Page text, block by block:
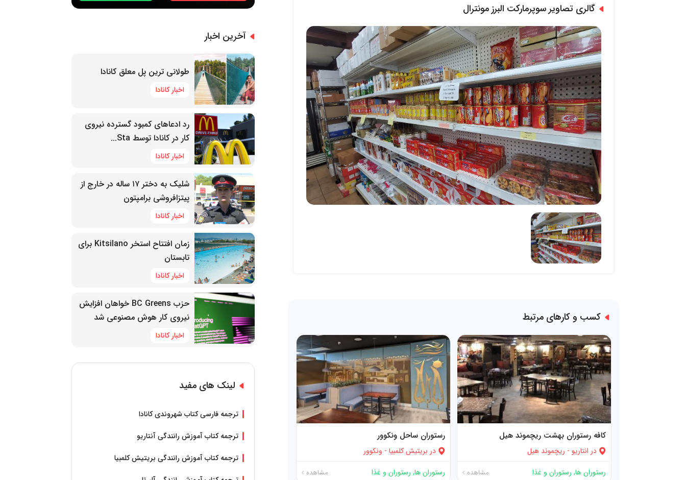
گالری تصاویر سوپرمارکت البرز مونترال
کسب و کارهای مرتبط
کافه رستوران بهشت ریچموند هیل
در انتاریو - ریچموند هیل
رستوران ها, رستوران و غذا مشاهده
رستوران ساحل ونکوور
در بریتیش کلمبیا - ونکوور
رستوران ها, رستوران و غذا مشاهده
آخرین اخبار
طولانی ترین پل معلق کانادا
اخبار کانادا
رد ادعاهای کمبود گسترده نیروی
کار در کانادا توسط Sta...
اخبار کانادا
شلیک به دختر ۱۷ ساله در خارج از
پیتزافروشی برامپتون
اخبار کانادا
زمان افتتاح استخر Kitsilano برای
تابستان
اخبار کانادا
حزب BC Greens خواهان افزایش
نیروی کار هوش مصنوعی شد
اخبار کانادا
لینک های مفید
ترجمه فارسی کتاب شهروندی کانادا
ترجمه کتاب آموزش رانندگی آنتاریو
ترجمه کتاب آموزش رانندگی بریتیش کلمبیا